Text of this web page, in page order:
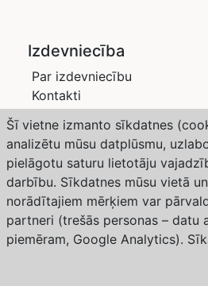
Izdevniecība
Par izdevniecību
Kontakti
Privātuma politika
Žurnāli
Saimnieks LV
Dārzs un Drava
Abonēšana
Weather forecast from Yr,
Meteorological Institute and NRK
Copyright © 2024 Izdevniecība
Šī vietne izmanto sīkdatnes
analizētu mūsu datplūsmu,
pielāgotu saturu lietotāju
darbību. Sīkdatnes mūsu vietā
norādītajiem mērķiem var
partneri (trešās personas – datu
piemēram, Google Analytics).